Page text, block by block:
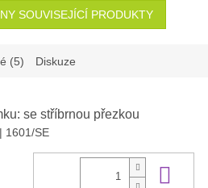
SOUVISEJÍCÍ PRODUKTY
(5) Diskuze
se stříbrnou přezkou
| 1601/SE